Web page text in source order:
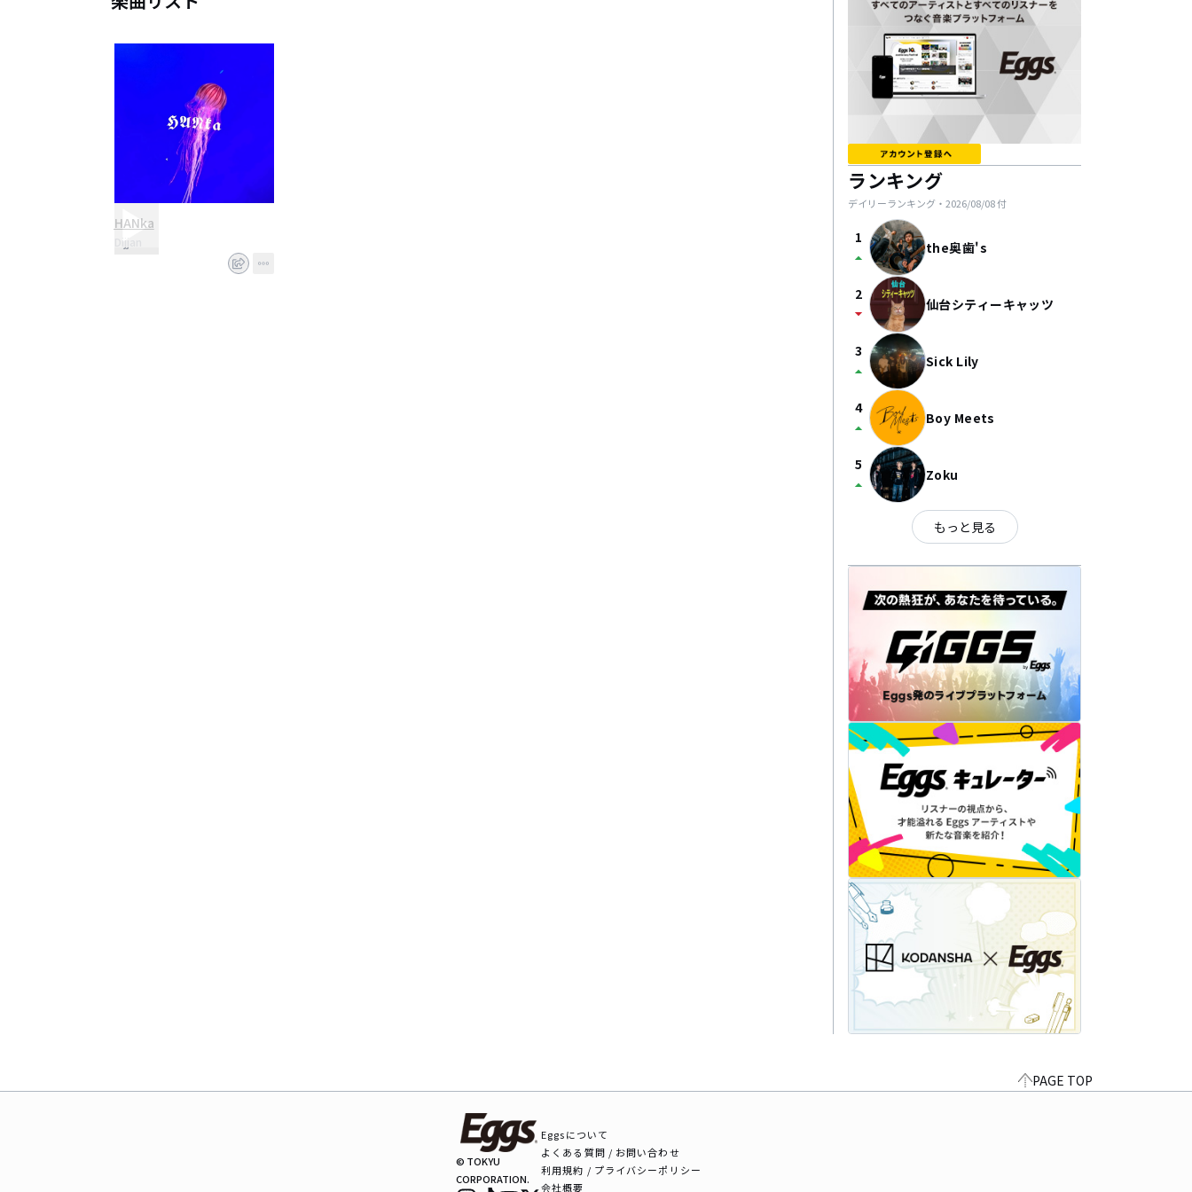
HANka
Dijjan
ランキング
デイリーランキング・ 2026/08/08付
1
arrow_drop_up the奥歯's
2
arrow_drop_down 仙台シティーキャッツ
3
arrow_drop_up Sick Lily
4
arrow_drop_up Boy Meets
5
arrow_drop_up Zoku
もっと見る
PAGE TOP
© TOKYU
CORPORATION.
Eggsについて
よくある質問 / お問い合わせ
利用規約 / プライバシーポリシー
会社概要